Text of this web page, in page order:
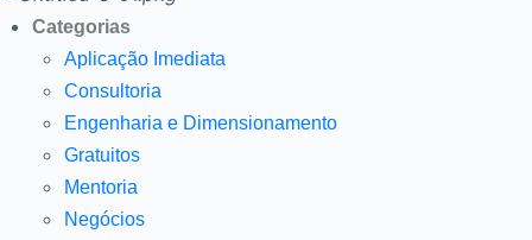
Categorias
Aplicação Imediata
Consultoria
Engenharia e Dimensionamento
Gratuitos
Mentoria
Negócios